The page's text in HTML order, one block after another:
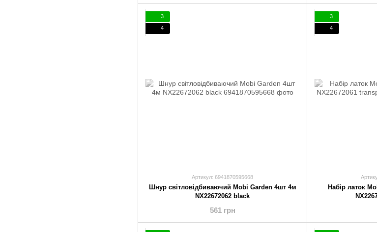
3
4
Артикул: 6941870595668
Шнур світловідбиваючий Mobi Garden 4шт 4м
NX22672062 black
561 грн
3
4
Набір латок